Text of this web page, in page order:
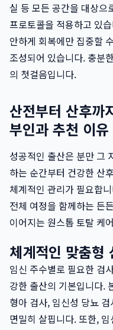
실 등 모든 공간을 대상으
프로토콜을 적용하고 있
안하게 회복에만 집중할
조성되어 있습니다. 충분
의 첫걸음입니다.
산전부터 산후까
부인과 추천 이유
성공적인 출산은 분만 그
하는 순간부터 건강한 산
체계적인 관리가 필요합
전체 여정을 함께하는 든
이어지는 원스톱 토탈 케
체계적인 맞춤형
임신 주수별로 필요한 검
강한 출산의 기본입니다.
형아 검사, 임신성 당뇨
면밀히 살핍니다. 또한,